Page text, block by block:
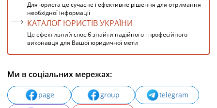
Для юриста це сучасне і ефективне рішення для отримання
необхідної інформації
КАТАЛОГ ЮРИСТІВ УКРАЇНИ
Це ефективний спосіб знайти надійного і професійного
виконавця для Вашої юридичної мети
Ми в соціальних мережах:
page group
telegram